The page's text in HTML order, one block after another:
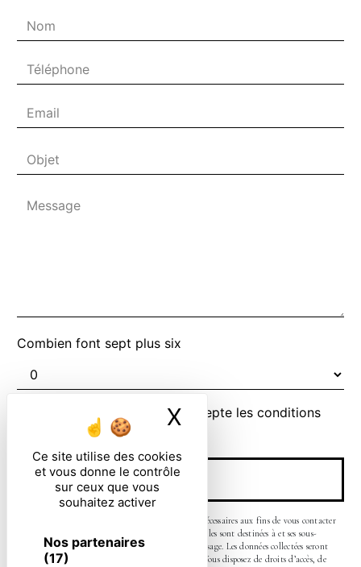
Ce site utilise des cookies
et vous donne le contrôle
sur ceux que vous
souhaitez activer
Nos partenaires
(17)
X Masquer le
Combien font sept plus six
En cochant cette case, j'accepte les conditions
particulières ci-dessous **
ENVOYER
** Les données personnelles communiquées sont nécessaires aux fins de vous contacter
et sont enregistrées dans un fichier informatisé. Elles sont destinées à et ses sous-
traitants dans le seul but de répondre à votre message. Les données collectées seront
communiquées aux seuls destinataires suivants: . Vous disposez de droits d’accès, de